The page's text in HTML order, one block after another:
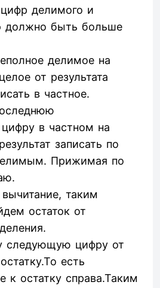
делимого и
должно быть больше
делимое на
от результата
в частное.
в частном на
записать по
Прижимая по
таким
остаток от
следующую цифру от
есть
к остатку справа.Таким